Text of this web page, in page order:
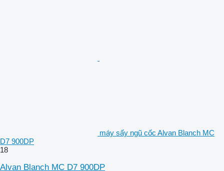
máy sấy ngũ cốc Alvan Blanch MC
D7 900DP
18
Alvan Blanch MC D7 900DP